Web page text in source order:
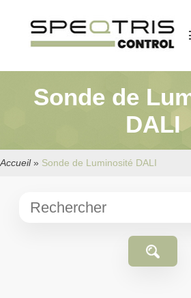
Sonde de
DALI
Accueil» Sonde de Luminosité DALI